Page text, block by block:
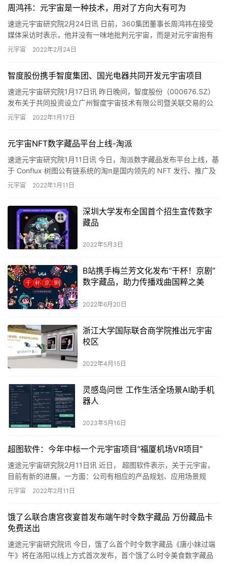
周鸿祎：元宇宙是一种技术，用对了方向大有可为
速途元宇宙研究院2月24日讯 日前，360集团董事长周鸿祎在接受
媒体采访时表示，他并没有一味地批判元宇宙，而是对元宇宙抱有
“一分为二”的看法，“元宇宙是一种技术，用对了方向大有可为…
元宇宙 2022年2月24日
智度股份携手智度集团、国光电器共同开发元宇宙项目
速途元宇宙研究院1月17日讯 昨日晚间，智度股份（000676.SZ）
发布关于共同投资设立广州智度宇宙技术有限公司暨关联交易的公
告。智度股份与智度集团、国光电器（002045.SZ…
元宇宙 2022年1月17日
元宇宙NFT数字藏品平台上线-淘派
速途元宇宙研究院1月11日讯 今日，淘派数字藏品发布平台上线，基
于 Conflux 树图公有链系统的淘π是国内领先的 NFT 发行、推广及
交易平台。据了解，用户可通过微信支付、支付…
元宇宙 2022年1月11日
深圳大学发布全国首个招生宣传数字
藏品
2022年5月3日
B站携手梅兰芳文化发布“干杯！京剧”
数字藏品，助力传播戏曲国粹之美
2022年6月20日
浙江大学国际联合商学院推出元宇宙
校区
2022年4月15日
灵感岛问世 工作生活全场景AI助手机
器人
2023年5月16日
超图软件：今年中标一个元宇宙项目“福厦机场VR项目”
速途元宇宙研究院2月11日讯 近日， 超图软件表示，关于元宇宙，
目前有新的进展，一方面：公司有相应的产品规划、应用场景规
划，目前这些支撑或支持元宇宙的产品和工具在研发之中，今年会
元宇宙 2022年2月11日
饿了么联合唐宫夜宴首发布端午时令数字藏品 万份藏品卡
免费送出
速途元宇宙研究院讯 今日，饿了么首个时令数字藏品《唐小妹过端
午》将在洛阳以线上方式首次发布，首个饿了么时令美食数字藏品